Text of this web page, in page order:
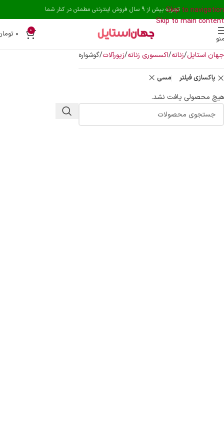
Skip to navigation
Skip to main content
تجربه بیش از 9 سال فروش اینترنتی مطمئن در کنار شما
0 ۰
جهان استایل زنانه اکسسوری زنانه زیورآلات گوشواره
پاکسازی فیلتر مسی
هیچ محصولی یافت نشد.